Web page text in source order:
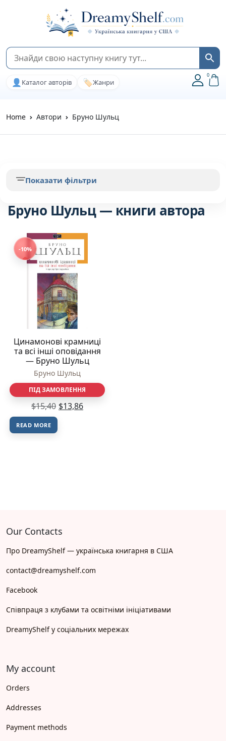
👤 Каталог авторів 🏷️Жанри
0
Home Автори Бруно Шульц
Бруно Шульц — книги автора
-10%
Цинамонові крамниці
та всі інші оповідання
— Бруно Шульц
Бруно Шульц
ПІД ЗАМОВЛЕННЯ
$15,40 $13,86
READ MORE
Показати фільтри
Our Contacts
Про DreamyShelf — українська книгарня в США
contact@dreamyshelf.com
Facebook
Співпраця з клубами та освітніми ініціативами
DreamyShelf у соціальних мережах
My account
Orders
Addresses
Payment methods